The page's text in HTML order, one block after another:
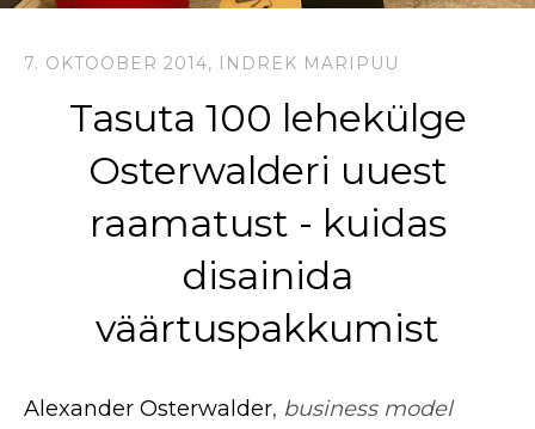
7. OKTOOBER 2014, INDREK MARIPUU
Tasuta 100 lehekülge
Osterwalderi uuest
raamatust - kuidas
disainida
väärtuspakkumist
Alexander Osterwalder, business model